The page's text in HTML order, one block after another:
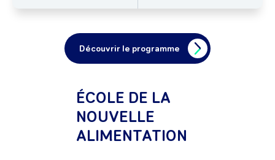
Découvrir le programme
ÉCOLE DE LA
NOUVELLE
ALIMENTATION